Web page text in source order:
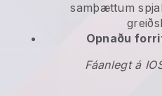
samþættum
Opnaðu
Fáanlegt á